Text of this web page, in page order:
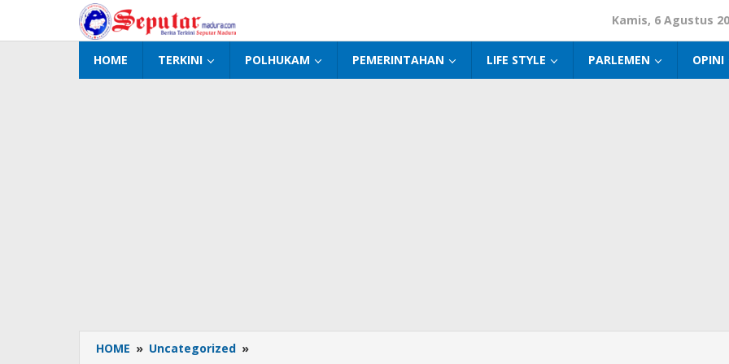
konten
Kamis, 6 Agustus
HOME TERKINI POLHUKAM PEMERINTAHAN LIFE STYLE PARLEMEN OPINI
HOME » Uncategorized »